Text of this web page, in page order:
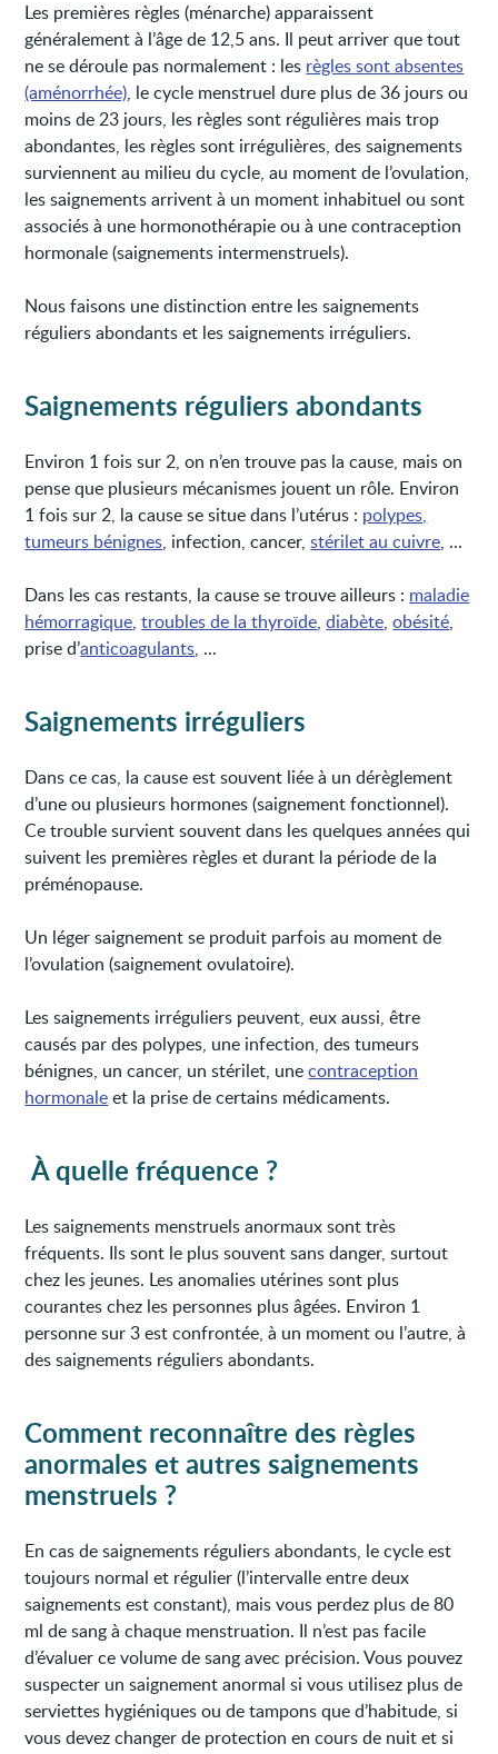
Les premières règles (ménarche) apparaissent
généralement à l’âge de 12,5 ans. Il peut arriver que tout
ne se déroule pas normalement : les règles sont absentes
(aménorrhée), le cycle menstruel dure plus de 36 jours ou
moins de 23 jours, les règles sont régulières mais trop
abondantes, les règles sont irrégulières, des saignements
surviennent au milieu du cycle, au moment de l’ovulation,
les saignements arrivent à un moment inhabituel ou sont
associés à une hormonothérapie ou à une contraception
hormonale (saignements intermenstruels).
Nous faisons une distinction entre les saignements
réguliers abondants et les saignements irréguliers.
Saignements réguliers abondants
Environ 1 fois sur 2, on n’en trouve pas la cause, mais on
pense que plusieurs mécanismes jouent un rôle. Environ
1 fois sur 2, la cause se situe dans l’utérus : polypes,
tumeurs bénignes, infection, cancer,stérilet au cuivre, ...
Dans les cas restants, la cause se trouve ailleurs : maladie
hémorragique,troubles de la thyroïde,diabète,obésité,
prise d’anticoagulants, ...
Saignements irréguliers
Dans ce cas, la cause est souvent liée à un dérèglement
d’une ou plusieurs hormones (saignement fonctionnel).
Ce trouble survient souvent dans les quelques années qui
suivent les premières règles et durant la période de la
préménopause.
Un léger saignement se produit parfois au moment de
l’ovulation (saignement ovulatoire).
Les saignements irréguliers peuvent, eux aussi, être
causés par des polypes, une infection, des tumeurs
bénignes, un cancer, un stérilet, unecontraception
hormonaleet la prise de certains médicaments.
À quelle fréquence ?
Les saignements menstruels anormaux sont très
fréquents. Ils sont le plus souvent sans danger, surtout
chez les jeunes. Les anomalies utérines sont plus
courantes chez les personnes plus âgées. Environ 1
personne sur 3 est confrontée, à un moment ou l’autre, à
des saignements réguliers abondants.
Comment reconnaître des règles
anormales et autres saignements
menstruels ?
En cas de saignements réguliers abondants, le cycle est
toujours normal et régulier (l’intervalle entre deux
saignements est constant), mais vous perdez plus de 80
ml de sang à chaque menstruation. Il n’est pas facile
d’évaluer ce volume de sang avec précision. Vous pouvez
suspecter un saignement anormal si vous utilisez plus de
serviettes hygiéniques ou de tampons que d’habitude, si
vous devez changer de protection en cours de nuit et si